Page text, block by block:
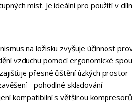
míst. Je ideální pro použití v
na ložisku zvyšuje účinnost
vzduchu pomocí ergonomické
přesné čištění úzkých prostor
- pohodlné skladování
kompatibilní s většinou kompresorů